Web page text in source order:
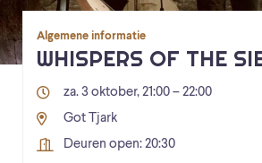
Algemene informatie
WHISPERS OF THE
za. 3 oktober, 21:00 – 22:00
Got Tjark
Deuren open: 20:30